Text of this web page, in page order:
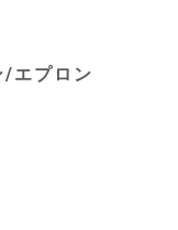
/エプロン